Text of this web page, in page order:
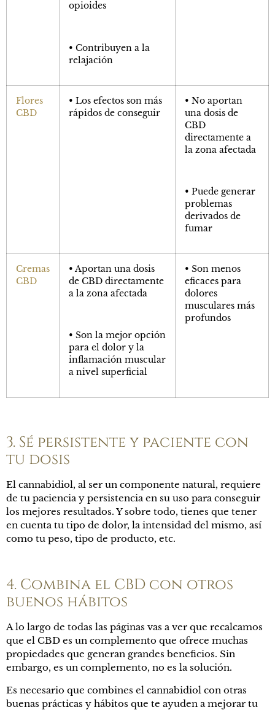
opioides
• Contribuyen a la
relajación
Flores
CBD
• Los efectos son más
rápidos de conseguir
• No aportan
una dosis de
CBD
directamente a
la zona afectada
• Puede generar
problemas
derivados de
fumar
Cremas
CBD
• Aportan una dosis
de CBD directamente
a la zona afectada
• Son la mejor opción
para el dolor y la
inflamación muscular
a nivel superficial
• Son menos
eficaces para
dolores
musculares más
profundos
3. Sé persistente y paciente con
tu dosis
El cannabidiol, al ser un componente natural, requiere
de tu paciencia y persistencia en su uso para conseguir
los mejores resultados. Y sobre todo, tienes que tener
en cuenta tu tipo de dolor, la intensidad del mismo, así
como tu peso, tipo de producto, etc.
4. Combina el CBD con otros
buenos hábitos
A lo largo de todas las páginas vas a ver que recalcamos
que el CBD es un complemento que ofrece muchas
propiedades que generan grandes beneficios. Sin
embargo, es un complemento, no es la solución.
Es necesario que combines el cannabidiol con otras
buenas prácticas y hábitos que te ayuden a mejorar tu